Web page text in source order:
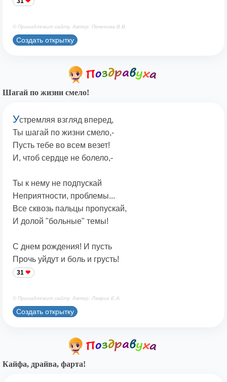
© Принадлежит сайту. Автор: Печенова В.В.
Создать открытку
Шагай по жизни смело!
Устремляя взгляд вперед,
Ты шагай по жизни смело,-
Пусть тебе во всем везет!
И, чтоб сердце не болело,-
Ты к нему не подпускай
Неприятности, проблемы...
Все сквозь пальцы пропускай,
И долой "больные" темы!
С днем рождения! И пусть
Прочь уйдут и боль и грусть!
31
© Принадлежит сайту. Автор: Лаврик Е.А.
Создать открытку
Кайфа, драйва, фарта!